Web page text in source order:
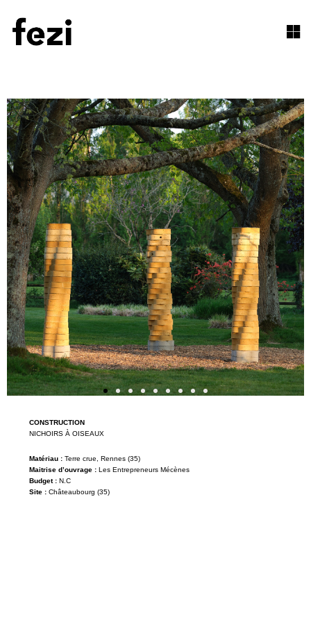
CONSTRUCTION
NICHOIRS À OISEAUX
Matériau : Terre crue, Rennes (35)
Maitrise d’ouvrage : Les Entrepreneurs Mécènes
Budget : N.C
Site : Châteaubourg (35)